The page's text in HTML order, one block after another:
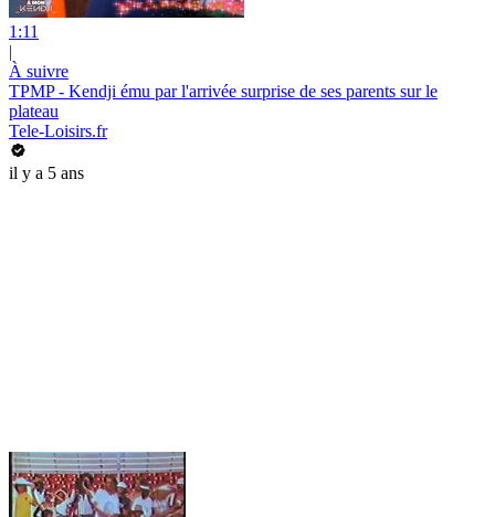
1:11
|
À suivre
TPMP - Kendji ému par l'arrivée surprise de ses parents sur le
plateau
Tele-Loisirs.fr
il y a 5 ans